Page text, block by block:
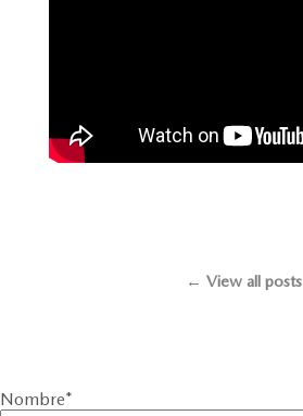
← View all posts
Nombre*